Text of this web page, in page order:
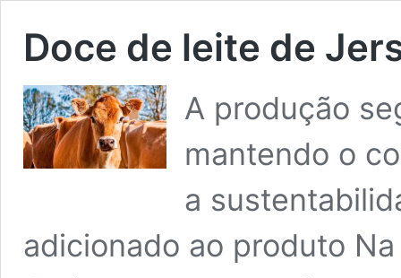
Doce de leite de
A produção
mantendo o
a
adicionado ao produto